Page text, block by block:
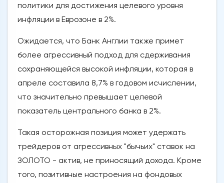
политики для достижения целевого уровня
инфляции в Еврозоне в 2%.
Ожидается, что Банк Англии также примет
более агрессивный подход для сдерживания
сохраняющейся высокой инфляции, которая в
апреле составила 8,7% в годовом исчислении,
что значительно превышает целевой
показатель центрального банка в 2%.
Такая осторожная позиция может удержать
трейдеров от агрессивных "бычьих" ставок на
ЗОЛОТО - актив, не приносящий дохода. Кроме
того, позитивные настроения на фондовых